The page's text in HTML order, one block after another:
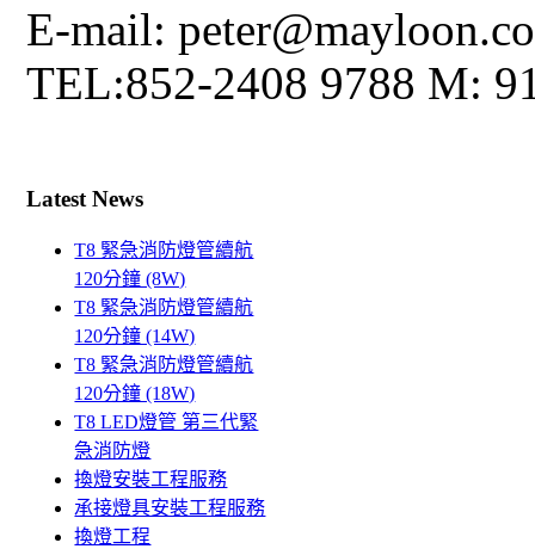
E-mail:
TEL:852-2408 9788 M:
Latest News
T8 緊急消防燈管續航
120分鐘 (8W)
T8 緊急消防燈管續航
120分鐘 (14W)
T8 緊急消防燈管續航
120分鐘 (18W)
T8 LED燈管 第三代緊
急消防燈
換燈安裝工程服務
承接燈具安裝工程服務
換燈工程